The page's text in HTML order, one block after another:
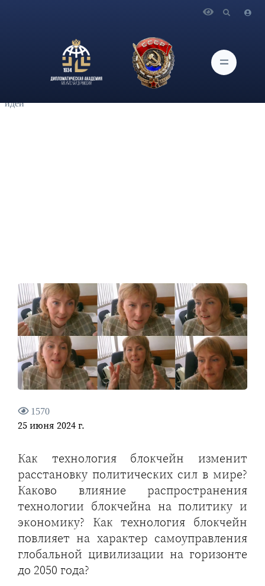
коммуникаций и государственного управления
Дипломатической академии МИД России Л.Н.Сидорова
провела для слушателей Лаборатории мастер-класс по
применению Дельфи-метода для коллективной генерации
идей
1570
25 июня 2024 г.
Как технология блокчейн изменит
расстановку политических сил в мире?
Каково влияние распространения
технологии блокчейна на политику и
экономику? Как технология блокчейн
повлияет на характер самоуправления
глобальной цивилизации на горизонте
до 2050 года?